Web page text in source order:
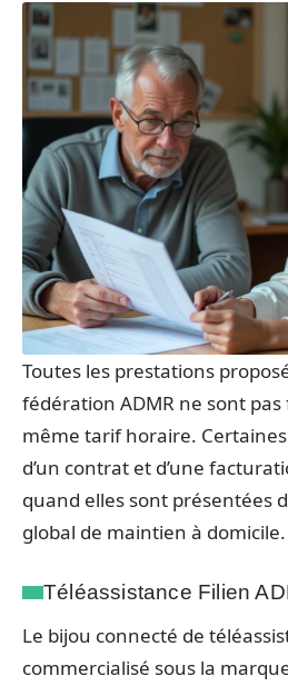
Toutes les prestations
fédération ADMR ne sont
même tarif horaire.
d’un contrat et d’une
quand elles sont présentées
global de maintien à domicile.
Téléassistance Filien
Le bijou connecté de
commercialisé sous la